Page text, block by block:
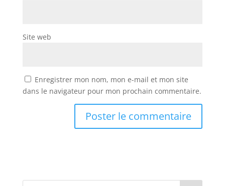
Site web
Enregistrer mon nom, mon e-mail et mon site
dans le navigateur pour mon prochain commentaire.